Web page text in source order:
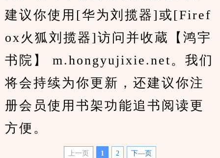
建议你使用[华为刘揽器]或[Firef
ox火狐刘揽器]访问并收蔵【鸿宇
书院】 m.hongyujixie.net。我们
将会持续为你更新，还建议你注
册会员使用书架功能追书阅读更
方便。
上一页 1 2 下—页